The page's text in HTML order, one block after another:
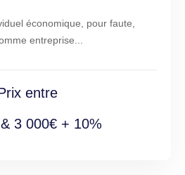
économique, pour faute,
entreprise...
entre
3 000€ + 10%